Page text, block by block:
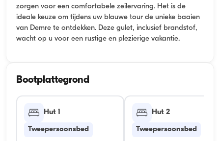
zorgen voor een comfortabele zeilervaring. Het is de
ideale keuze om tijdens uw blauwe tour de unieke baaien
van Demre te ontdekken. Deze gulet, inclusief brandstof,
wacht op u voor een rustige en plezierige vakantie.
Bootplattegrond
Hut 1
Tweepersoonsbed
Hut 2
Tweepersoonsbed